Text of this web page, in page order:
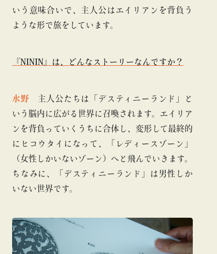
いう意味合いで、主人公はエイリアンを背負う
ような形で旅をしています。
『NININ』は、どんなストーリーなんですか？
水野
主人公たちは「デスティニーランド」と
いう脳内に広がる世界に召喚されます。エイリア
ンを背負っていくうちに合体し、変形して最終的
に ヒコウタイ になって、「レディースゾーン」
（女性しかいないゾーン）へと飛んでいきます。
ちなみに、「デスティニーランド」は男性しか
いない世界です。